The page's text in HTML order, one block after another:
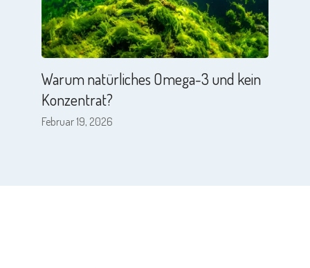
Warum natürliches Omega-3 und kein
Konzentrat?
Februar 19, 2026